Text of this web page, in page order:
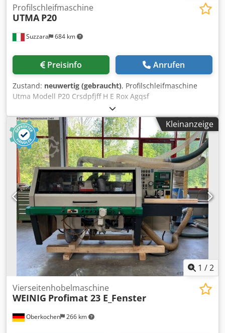
Suzzara 684 km
Profilschleifmaschine
UTMA P20
Preisinfo Anrufen
Zustand: neuwertig (gebraucht), Profilschleifmaschine
Utma Modell P20 Crsdpfjff H E Rox Agqsf
Kleinanzeige
1 /2
Oberkochen 266 km
Vierseitenhobelmaschine
WEINIG Profimat 23 E_Fenster